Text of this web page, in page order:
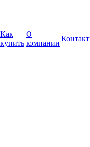
Как
купить
О
компании